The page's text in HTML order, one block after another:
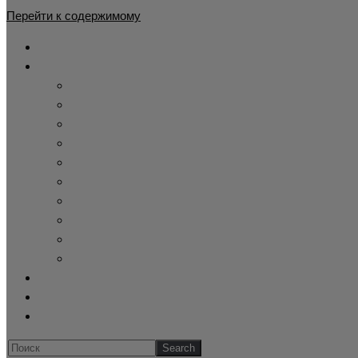
Перейти к содержимому
Искать...